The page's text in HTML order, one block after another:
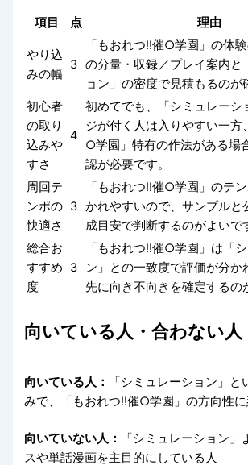
項目 点 理由
やり込
みの幅
3
「もおれつ!!催○学園」の体
の分量・収録／プレイ案内と
ョン」の密度で見積もるのが
初心者
の取り
込みや
すさ
4
初めてでも、「シミュレーシ
ジが付く人は入りやすい一方
○学園」特有の作法がある場
認が必要です。
周回テ
ンポの
快適さ
3
「もおれつ!!催○学園」のテ
かれやすいので、サンプルと
成目安で判断するのがよいで
総合お
すすめ
度
3
「もおれつ!!催○学園」は「
ン」との一致度で評価が分か
先に向き不向きを確定するの
向いている人・合わない人
向いている人：
「シミュレーション」
みで、「もおれつ!!催○学園」の方向性
向いていない人：
「シミュレーション」
スや単話漫画を主目的にしている人